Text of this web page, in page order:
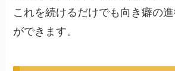
これを続けるだけでも向き癖の
ができます。